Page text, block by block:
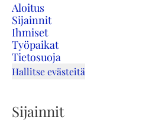
Aloitus
Sijainnit
Ihmiset
Työpaikat
Tietosuoja
Hallitse evästeitä
Sijainnit